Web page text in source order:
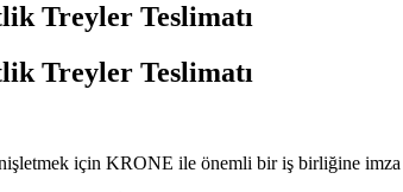
Treyler Teslimatı
Treyler Teslimatı
için KRONE ile önemli bir iş birliğine